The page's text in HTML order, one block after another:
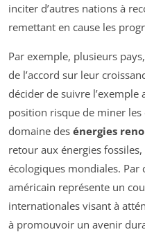
inciter d’autres nations à
remettant en cause les
Par exemple, plusieurs
de l’accord sur leur
décider de suivre
position risque de miner
domaine des énergies
retour aux énergies
écologiques mondiales. Par
américain représente un
internationales visant à
à promouvoir un avenir